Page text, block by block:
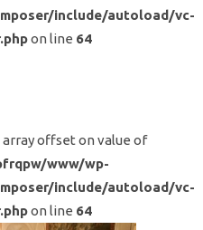
include/autoload/vc-
on line 64
array offset on value of
www/wp-
include/autoload/vc-
on line 64